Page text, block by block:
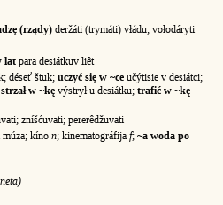
(rządy) deržáti (trymáti) vłádu; vołodáryti
lat para desiátkuv liêt
déseť štuk; uczyć się w ~ce učýtisie v desiátci;
strzał w ~kę výstrył u desiátku; trafić w ~kę
zníšćuvati; pererêdžuvati
múza; kíno n; kinematográfija f; ~a woda po